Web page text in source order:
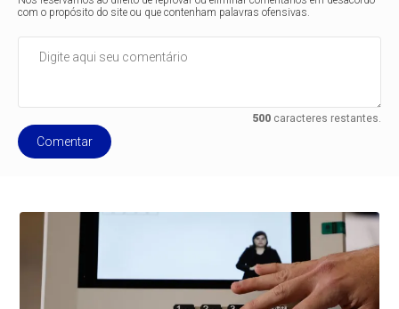
com o propósito do site ou que contenham palavras ofensivas.
500caracteres restantes.
Comentar